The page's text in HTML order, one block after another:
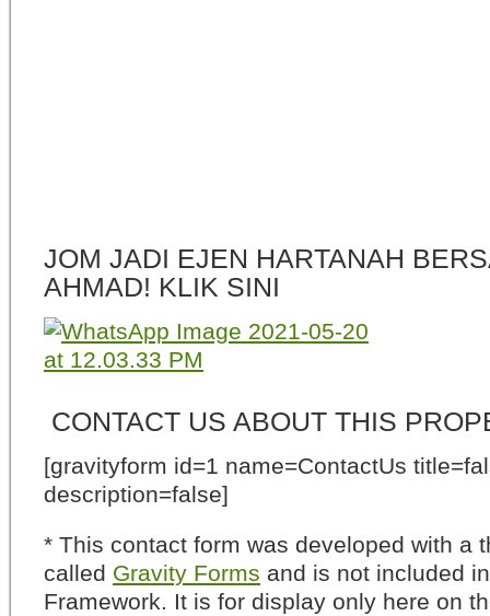
JOM JADI EJEN HARTANAH
AHMAD! KLIK SINI
CONTACT US ABOUT THIS
[gravityform id=1 name=ContactUs
description=false]
* This contact form was developed with a
called Gravity Forms and is not included
Framework. It is for display only here on